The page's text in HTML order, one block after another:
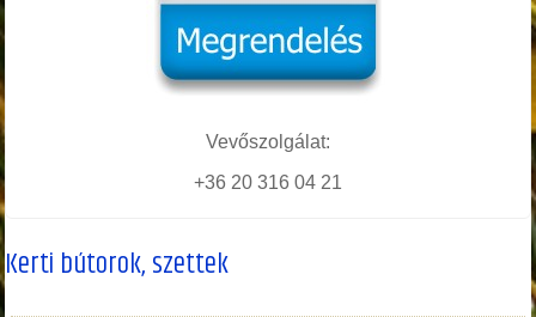
Vevőszolgálat:
+36 20 316 04 21
Kerti bútorok, szettek